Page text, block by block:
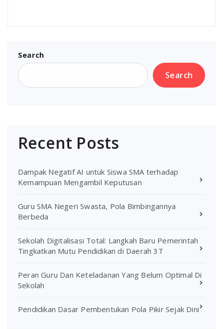
Search
Search
Recent Posts
Dampak Negatif AI untuk Siswa SMA terhadap
Kemampuan Mengambil Keputusan
Guru SMA Negeri Swasta, Pola Bimbingannya
Berbeda
Sekolah Digitalisasi Total: Langkah Baru Pemerintah
Tingkatkan Mutu Pendidikan di Daerah 3T
Peran Guru Dan Keteladanan Yang Belum Optimal Di
Sekolah
Pendidikan Dasar Pembentukan Pola Pikir Sejak Dini